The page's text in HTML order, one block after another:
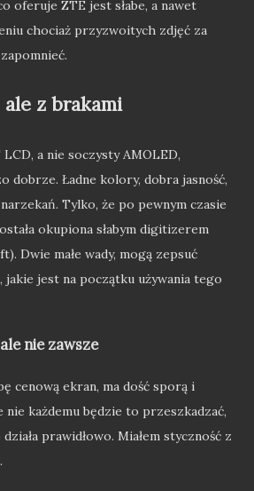
oferuje ZTE jest słabe, a nawet
chociaż przyzwoitych zdjęć za
ale z brakami
a nie soczysty AMOLED,
dobrze. Ładne kolory, dobra jasność,
Tylko, że po pewnym czasie
okupiona słabym digitizerem
Dwie małe wady, mogą zepsuć
jakie jest na początku używania tego
nie zawsze
cenową ekran, ma dość sporą i
nie każdemu będzie to przeszkadzać,
prawidłowo. Miałem styczność z